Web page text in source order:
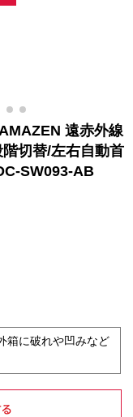
遠赤外線
切替/左右自動首
SW093-AB
箱に破れや凹みなど